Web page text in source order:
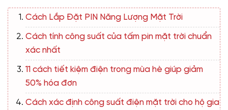
Cách Lắp Đặt PIN Năng Lượng Mặt Trời
Cách tính công suất của tấm pin mặt trời chuẩn
xác nhất
11 cách tiết kiệm điện trong mùa hè giúp giảm
50% hóa đơn
Cách xác định công suất điện mặt trời cho hộ gia